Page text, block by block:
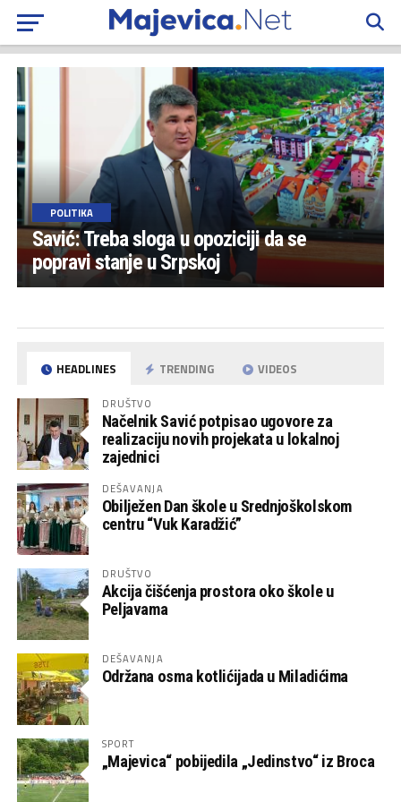
POLITIKA
Savić: Treba sloga u opoziciji da se
popravi stanje u Srpskoj
HEADLINES TRENDING VIDEOS
DRUŠTVO
Načelnik Savić potpisao ugovore za
realizaciju novih projekata u lokalnoj
zajednici
DEŠAVANJA
Obilježen Dan škole u Srednjoškolskom
centru “Vuk Karadžić”
DRUŠTVO
Akcija čišćenja prostora oko škole u
Peljavama
DEŠAVANJA
Održana osma kotlićijada u Miladićima
SPORT
„Majevica“ pobijedila „Jedinstvo“ iz Broca